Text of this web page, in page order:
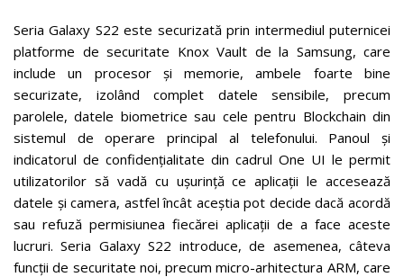
Seria Galaxy S22 este securizată prin intermediul puternicei
platforme de securitate Knox Vault de la Samsung, care
include un procesor și memorie, ambele foarte bine
securizate, izolând complet datele sensibile, precum
parolele, datele biometrice sau cele pentru Blockchain din
sistemul de operare principal al telefonului. Panoul și
indicatorul de confidențialitate din cadrul One UI le permit
utilizatorilor să vadă cu ușurință ce aplicații le accesează
datele și camera, astfel încât aceștia pot decide dacă acordă
sau refuză permisiunea fiecărei aplicații de a face aceste
lucruri. Seria Galaxy S22 introduce, de asemenea, câteva
funcții de securitate noi, precum micro-arhitectura ARM, care